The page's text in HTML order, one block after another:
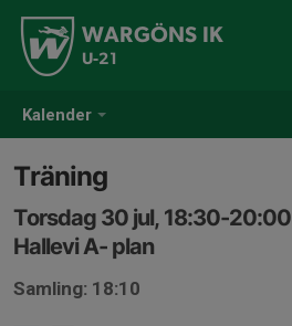
Kalender
WARGÖNS IK
U-21
Träning
Torsdag 30 jul, 18:30-20:00
Hallevi A- plan
Samling: 18:10